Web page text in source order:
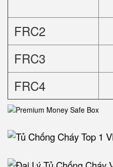
FRC2
FRC3
FRC4